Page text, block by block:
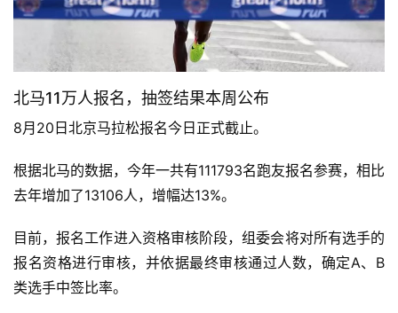
北马11万人报名，抽签结果本周公布
8月20日北京马拉松报名今日正式截止。
根据北马的数据，今年一共有111793名跑友报名参赛，相比
去年增加了13106人，增幅达13%。
目前，报名工作进入资格审核阶段，组委会将对所有选手的
报名资格进行审核，并依据最终审核通过人数，确定A、B
类选手中签比率。